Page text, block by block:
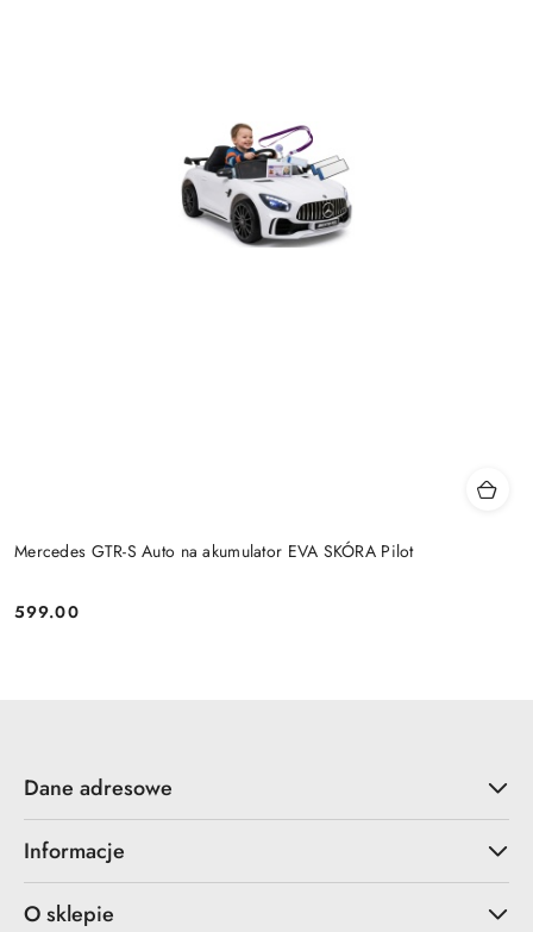
Mercedes GTR-S Auto na akumulator EVA SKÓRA Pilot
Cena:
599.00
Dane adresowe
Informacje
O sklepie